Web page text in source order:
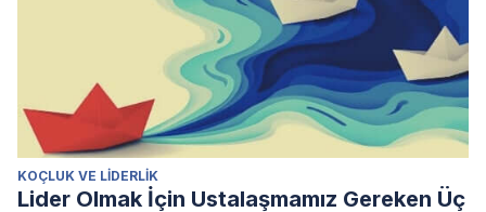
KOÇLUK VE LIDERLIK
Lider Olmak İçin Ustalaşmamız Gereken Üç